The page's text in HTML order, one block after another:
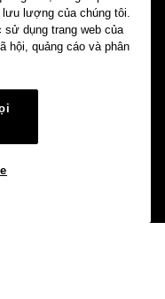
lượng của chúng tôi.
sử dụng trang web của
hội, quảng cáo và phân